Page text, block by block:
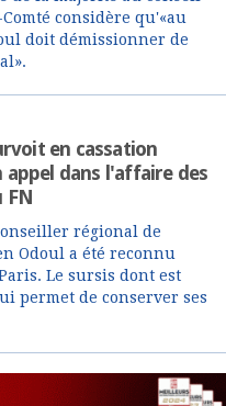
considère qu'«au
doit démissionner de
en cassation
appel dans l'affaire des
FN
régional de
Odoul a été reconnu
Le sursis dont est
permet de conserver ses